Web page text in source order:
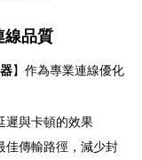
線品質
】作為專業連線優化
遲與卡頓的效果
佳傳輸路徑，減少封